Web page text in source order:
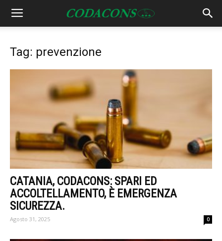
Tag: prevenzione
CATANIA, CODACONS: SPARI ED
ACCOLTELLAMENTO, È EMERGENZA
SICUREZZA.
Agosto 31, 2025 0